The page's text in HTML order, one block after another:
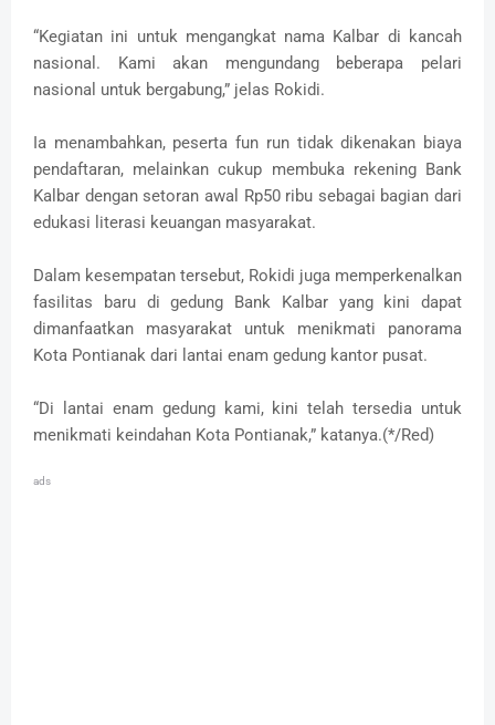
“Kegiatan ini untuk mengangkat nama Kalbar di kancah
nasional. Kami akan mengundang beberapa pelari
nasional untuk bergabung,” jelas Rokidi.
Ia menambahkan, peserta fun run tidak dikenakan biaya
pendaftaran, melainkan cukup membuka rekening Bank
Kalbar dengan setoran awal Rp50 ribu sebagai bagian dari
edukasi literasi keuangan masyarakat.
Dalam kesempatan tersebut, Rokidi juga memperkenalkan
fasilitas baru di gedung Bank Kalbar yang kini dapat
dimanfaatkan masyarakat untuk menikmati panorama
Kota Pontianak dari lantai enam gedung kantor pusat.
“Di lantai enam gedung kami, kini telah tersedia untuk
menikmati keindahan Kota Pontianak,” katanya.(*/Red)
ads